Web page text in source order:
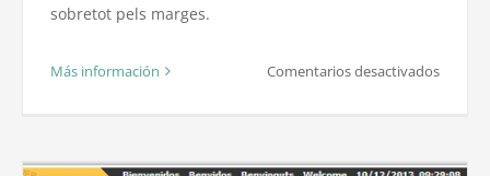
sobretot pels marges.
Más información Comentarios desactivadosen
finques